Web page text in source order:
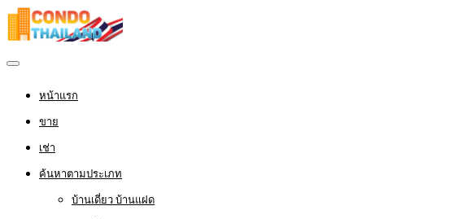
หน้าแรก
ขาย
เช่า
ค้นหาตามประเภท
บ้านเดี่ยว บ้านแฝด